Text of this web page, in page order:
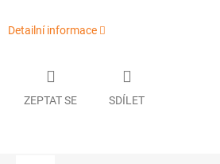
Detailní informace
ZEPTAT SE SDÍLET